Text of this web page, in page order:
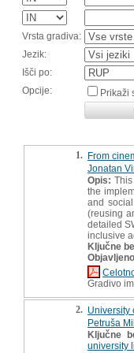
Vrsta gradiva:
Jezik:
Išči po:
Opcije:
Prikaži
1. From
Jonatan
Opis:
the
and
(reusing
detailed
inclusive
Ključne
Gradivo
2. University
Petruša
Ključne
university